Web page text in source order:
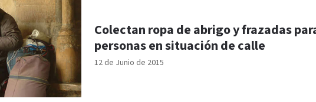
12 de Junio de 2015
Colectan ropa de abrigo y frazadas
personas en situación de calle